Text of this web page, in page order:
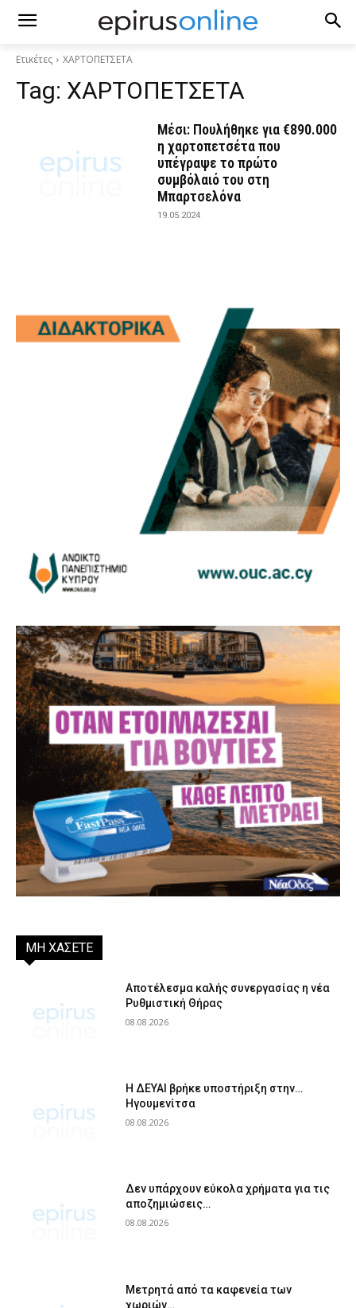
Ετικέτες ΧΑΡΤΟΠΕΤΣΕΤΑ
Tag: ΧΑΡΤΟΠΕΤΣΕΤΑ
Μέσι: Πουλήθηκε για €890.000
η χαρτοπετσέτα που
υπέγραψε το πρώτο
συμβόλαιό του στη
Μπαρτσελόνα
19.05.2024
ΜΗ ΧΑΣΕΤΕ
Αποτέλεσμα καλής συνεργασίας η νέα
Ρυθμιστική Θήρας
08.08.2026
Η ΔΕΥΑΙ βρήκε υποστήριξη στην…
Ηγουμενίτσα
08.08.2026
Δεν υπάρχουν εύκολα χρήματα για τις
αποζημιώσεις…
08.08.2026
Μετρητά από τα καφενεία των
χωριών…